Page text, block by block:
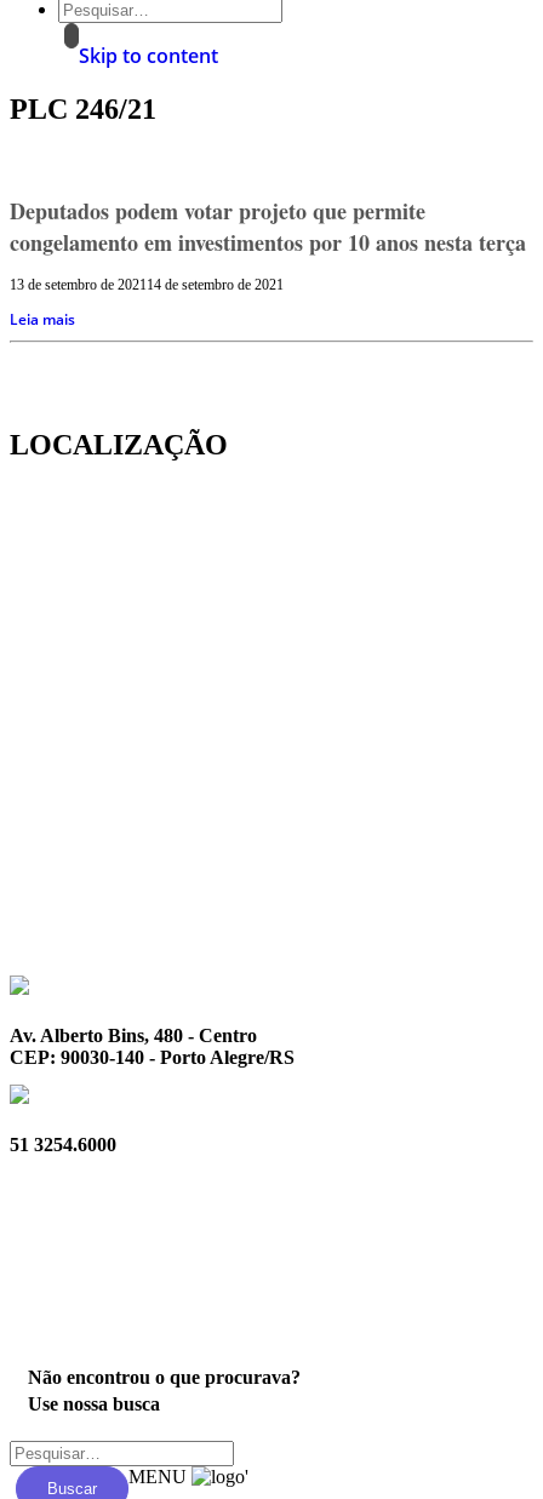
Skip to content
PLC 246/21
Deputados podem votar projeto que permite
congelamento em investimentos por 10 anos nesta terça
13 de setembro de 202114 de setembro de 2021
Leia mais
LOCALIZAÇÃO
Av. Alberto Bins, 480 - Centro
CEP: 90030-140 - Porto Alegre/RS
51 3254.6000
Não encontrou o que procurava?
Use nossa busca
Buscar
MENU '